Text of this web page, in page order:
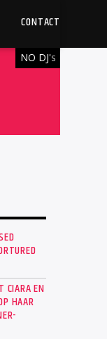
CONTACT
NO DJ'S
CIARA EN
HAAR